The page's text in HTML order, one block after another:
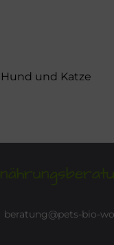
und Katze
beratung@pets-bio-